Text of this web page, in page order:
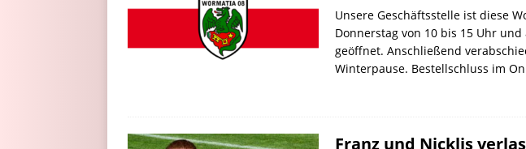
Unsere Geschäftsstelle ist diese
Donnerstag von 10 bis 15 Uhr
geöffnet. Anschließend
Winterpause. Bestellschluss im
Franz und Nicklis